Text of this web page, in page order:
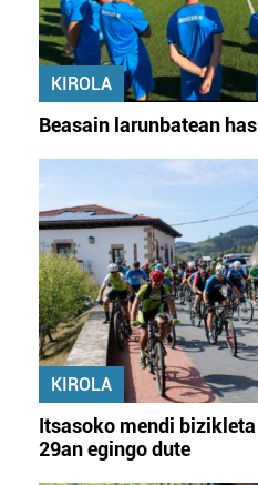
KIROLA
Beasain larunbatean
KIROLA
Itsasoko mendi
29an egingo dute